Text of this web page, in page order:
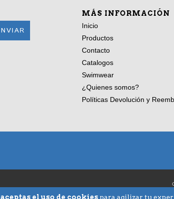
aceptas el uso de cookies para agilizar tu
MÁS INFORMACIÓN
Inicio
Productos
Contacto
Catalogos
Swimwear
¿Quienes somos?
Políticas Devolución y